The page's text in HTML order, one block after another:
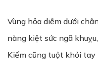
Vùng hỏa diễm dưới
nàng kiệt sức ngã
Kiếm cũng tuột khỏi tay